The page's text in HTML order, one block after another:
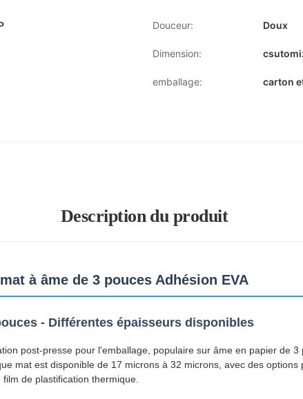
Douceur: Doux
Dimension:
emballage: carton
Description du produit
à âme de 3 pouces Adhésion EVA
- Différentes épaisseurs disponibles
post-presse pour l'emballage, populaire sur âme en papier de
mat est disponible de 17 microns à 32 microns, avec des
de plastification thermique.